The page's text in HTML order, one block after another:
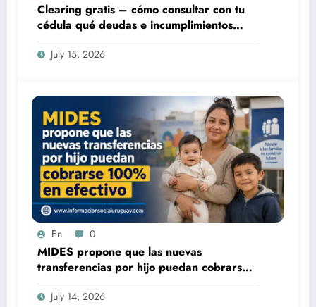
Clearing gratis – cómo consultar con tu
cédula qué deudas e incumplimientos
tenés
July 15, 2026
En 0
MIDES propone que las nuevas
transferencias por hijo puedan cobrarse
100% en efectivo: qué cambiaría desde
2027July 14, 2026